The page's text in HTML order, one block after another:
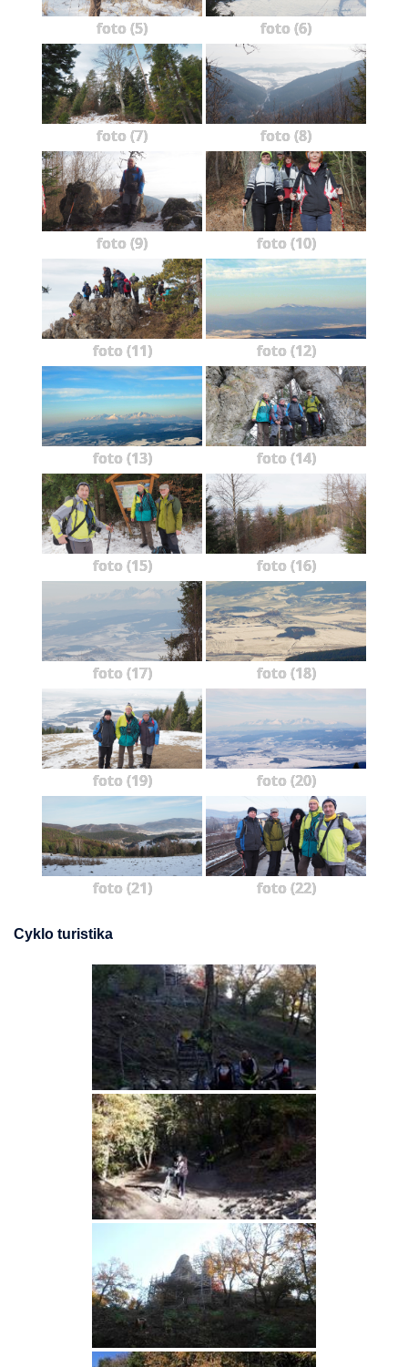
foto (5) foto (6)
foto (7) foto (8)
foto (9) foto (10)
foto (11) foto (12)
foto (13) foto (14)
foto (15) foto (16)
foto (17) foto (18)
foto (19) foto (20)
foto (21) foto (22)
Cyklo turistika